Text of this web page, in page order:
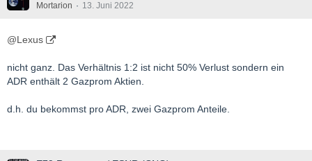
Mortarion 13. Juni 2022
@Lexus
nicht ganz. Das Verhältnis 1:2 ist nicht 50% Verlust sondern ein
ADR enthält 2 Gazprom Aktien.
d.h. du bekommst pro ADR, zwei Gazprom Anteile.